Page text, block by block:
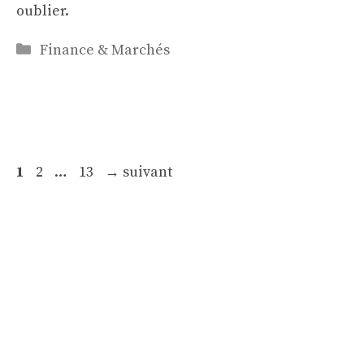
oublier.
Catégories
Finance & Marchés
Page
1 Page
2 … Page
13 → suivant